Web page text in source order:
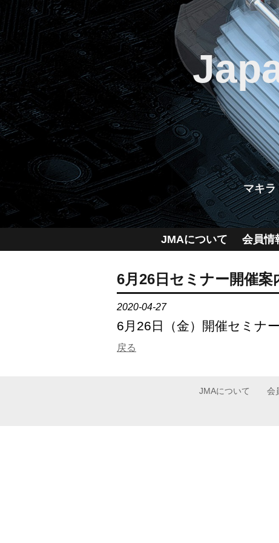
マキラ
JMAについて 会員情
6月26日セミナー開催案
2020-04-27
6月26日（金）開催セミナ
戻る
JMAについて 会